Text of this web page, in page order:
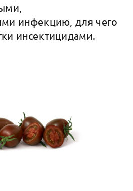
инфекцию, для чего
инсектицидами.